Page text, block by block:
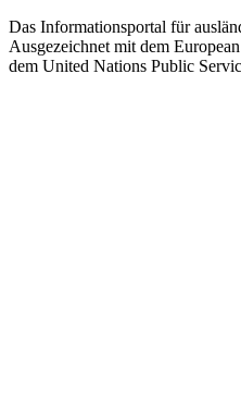
Das Informationsportal für
Ausgezeichnet mit dem
dem United Nations Public